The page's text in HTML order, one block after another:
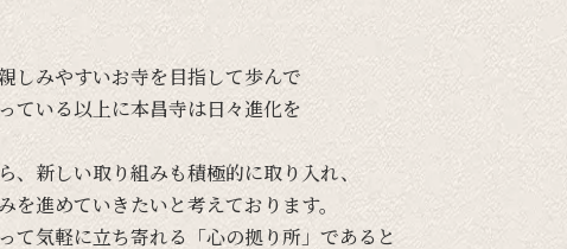
しみやすいお寺を目指して歩んで
ている以上に本昌寺は日々進化を
、 新しい取り組みも積極的に取り入れ、
を進めていきたいと考えております。
て気軽に立ち寄れる 「心の拠り所」であると